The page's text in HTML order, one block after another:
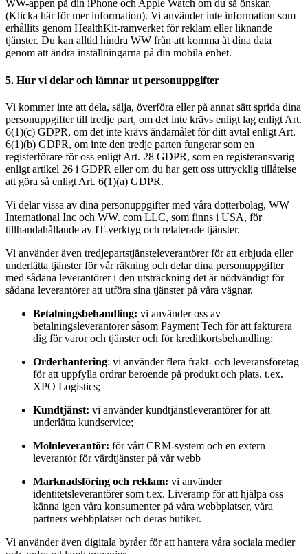
WW-appen på din iPhone och Apple Watch om du så önskar.
(Klicka här för mer information). Vi använder inte information som
erhållits genom HealthKit-ramverket för reklam eller liknande
tjänster. Du kan alltid hindra WW från att komma åt dina data
genom att ändra inställningarna på din mobila enhet.
5. Hur vi delar och lämnar ut personuppgifter
Vi kommer inte att dela, sälja, överföra eller på annat sätt sprida dina
personuppgifter till tredje part, om det inte krävs enligt lag enligt Art.
6(1)(c) GDPR, om det inte krävs ändamålet för ditt avtal enligt Art.
6(1)(b) GDPR, om inte den tredje parten fungerar som en
registerförare för oss enligt Art. 28 GDPR, som en registeransvarig
enligt artikel 26 i GDPR eller om du har gett oss uttrycklig tillåtelse
att göra så enligt Art. 6(1)(a) GDPR.
Vi delar vissa av dina personuppgifter med våra dotterbolag, WW
International Inc och WW. com LLC, som finns i USA, för
tillhandahållande av IT-verktyg och relaterade tjänster.
Vi använder även tredjepartstjänsteleverantörer för att erbjuda eller
underlätta tjänster för vår räkning och delar dina personuppgifter
med sådana leverantörer i den utsträckning det är nödvändigt för
sådana leverantörer att utföra sina tjänster på våra vägnar.
Betalningsbehandling: vi använder oss av
betalningsleverantörer såsom Payment Tech för att fakturera
dig för varor och tjänster och för kreditkortsbehandling;
Orderhantering: vi använder flera frakt- och leveransföretag
för att uppfylla ordrar beroende på produkt och plats, t.ex.
XPO Logistics;
Kundtjänst: vi använder kundtjänstleverantörer för att
underlätta kundservice;
Molnleverantör: för vårt CRM-system och en extern
leverantör för värdtjänster på vår webb
Marknadsföring och reklam: vi använder
identitetsleverantörer som t.ex. Liveramp för att hjälpa oss
känna igen våra konsumenter på våra webbplatser, våra
partners webbplatser och deras butiker.
Vi använder även digitala byråer för att hantera våra sociala medier